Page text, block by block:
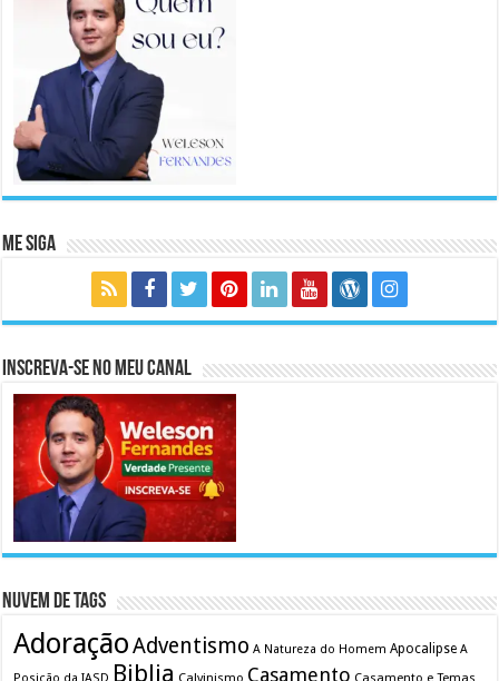
Me Siga
Inscreva-se no meu canal
Nuvem de Tags
AdoraçãoAdventismo A Natureza do Homem Apocalipse A
Biblia Casamento